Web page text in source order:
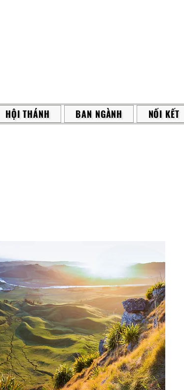
HỘI THÁNH BAN NGÀNH NỐI KẾT